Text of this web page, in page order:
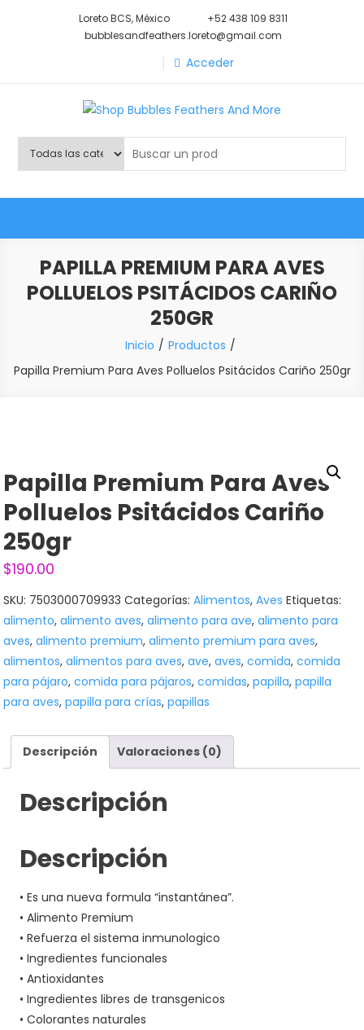
Loreto BCS, México
+52 438 109 8311
bubblesandfeathers.loreto@gmail.com
Acceder
Shop Bubbles Feathers And
More
PAPILLA PREMIUM PARA AVES
POLLUELOS PSITÁCIDOS CARIÑO
250GR
Inicio
Productos
Papilla Premium Para Aves Polluelos Psitácidos Cariño 250gr
Papilla Premium Para Aves
Polluelos Psitácidos Cariño
250gr
$190.00
SKU: 7503000709933 Categorías:Alimentos,Aves Etiquetas:
alimento,alimento aves,alimento para ave,alimento para
aves,alimento premium,alimento premium para aves,
alimentos,alimentos para aves,ave,aves,comida,comida
para pájaro,comida para pájaros,comidas,papilla,papilla
para aves,papilla para crías,papillas
Descripción Valoraciones (0)
Descripción
Descripción
• Es una nueva formula “instantánea”.
• Alimento Premium
• Refuerza el sistema inmunologico
• Ingredientes funcionales
• Antioxidantes
• Ingredientes libres de transgenicos
• Colorantes naturales